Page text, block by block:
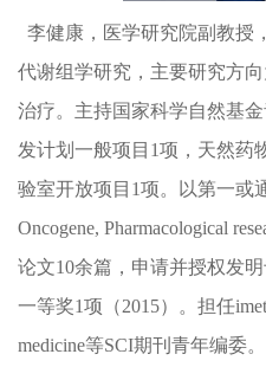
李健康，医学研究院副教授
代谢组学研究，主要研究方
治疗。主持国家科学自然基
发计划一般项目1项，天然药
验室开放项目1项。以第一或
Oncogene, Pharmacological
论文10余篇，申请并授权发
一等奖1项（2015）。担任
medicine等SCI期刊青年编委。